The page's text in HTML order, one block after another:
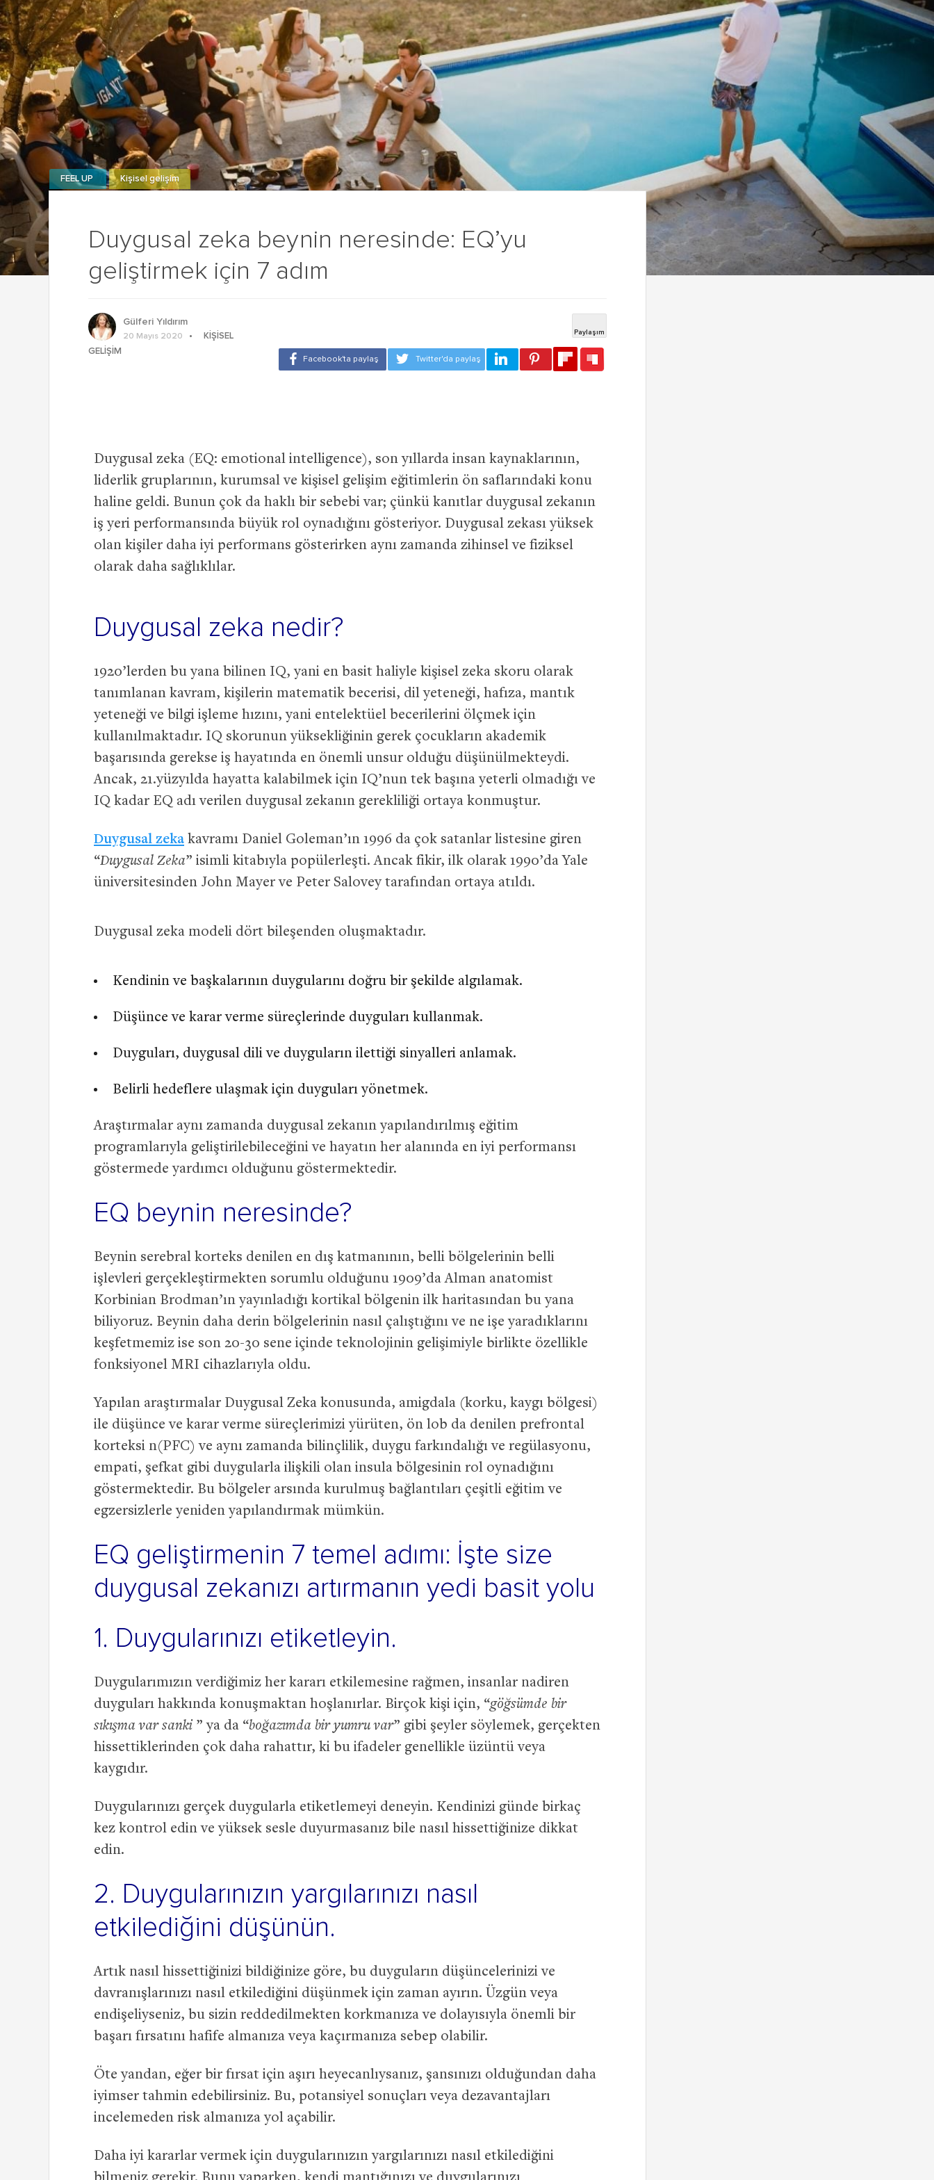
Duygusal zeka beynin neresinde: EQ’yu
geliştirmek için 7 adım
FEEL UP Kişisel gelişim
Gülferi Yıldırım
20 Mayıs 2020
KIŞISEL
GELIŞIM
Duygusal zeka (EQ: emotional intelligence), son yıllarda insan kaynaklarının,
liderlik gruplarının, kurumsal ve kişisel gelişim eğitimlerin ön saflarındaki konu
haline geldi. Bunun çok da haklı bir sebebi var; çünkü kanıtlar duygusal zekanın
iş yeri performansında büyük rol oynadığını gösteriyor. Duygusal zekası yüksek
olan kişiler daha iyi performans gösterirken aynı zamanda zihinsel ve fiziksel
olarak daha sağlıklılar.
Duygusal zeka nedir?
1920’lerden bu yana bilinen IQ, yani en basit haliyle kişisel zeka skoru olarak
tanımlanan kavram, kişilerin matematik becerisi, dil yeteneği, hafıza, mantık
yeteneği ve bilgi işleme hızını, yani entelektüel becerilerini ölçmek için
kullanılmaktadır. IQ skorunun yüksekliğinin gerek çocukların akademik
başarısında gerekse iş hayatında en önemli unsur olduğu düşünülmekteydi.
Ancak, 21.yüzyılda hayatta kalabilmek için IQ’nun tek başına yeterli olmadığı ve
IQ kadar EQ adı verilen duygusal zekanın gerekliliği ortaya konmuştur.
Duygusal zeka kavramı Daniel Goleman’ın 1996 da çok satanlar listesine giren
“Duygusal Zeka” isimli kitabıyla popülerleşti. Ancak fikir, ilk olarak 1990’da Yale
üniversitesinden John Mayer ve Peter Salovey tarafından ortaya atıldı.
Duygusal zeka modeli dört bileşenden oluşmaktadır.
Kendinin ve başkalarının duygularını doğru bir şekilde algılamak.
Düşünce ve karar verme süreçlerinde duyguları kullanmak.
Duyguları, duygusal dili ve duyguların ilettiği sinyalleri anlamak.
Belirli hedeflere ulaşmak için duyguları yönetmek.
Araştırmalar aynı zamanda duygusal zekanın yapılandırılmış eğitim
programlarıyla geliştirilebileceğini ve hayatın her alanında en iyi performansı
göstermede yardımcı olduğunu göstermektedir.
EQ beynin neresinde?
Beynin serebral korteks denilen en dış katmanının, belli bölgelerinin belli
işlevleri gerçekleştirmekten sorumlu olduğunu 1909’da Alman anatomist
Korbinian Brodman’ın yayınladığı kortikal bölgenin ilk haritasından bu yana
biliyoruz. Beynin daha derin bölgelerinin nasıl çalıştığını ve ne işe yaradıklarını
keşfetmemiz ise son 20-30 sene içinde teknolojinin gelişimiyle birlikte özellikle
fonksiyonel MRI cihazlarıyla oldu.
Yapılan araştırmalar Duygusal Zeka konusunda, amigdala (korku, kaygı bölgesi)
ile düşünce ve karar verme süreçlerimizi yürüten, ön lob da denilen prefrontal
korteksi n(PFC) ve aynı zamanda bilinçlilik, duygu farkındalığı ve regülasyonu,
empati, şefkat gibi duygularla ilişkili olan insula bölgesinin rol oynadığını
göstermektedir. Bu bölgeler arsında kurulmuş bağlantıları çeşitli eğitim ve
egzersizlerle yeniden yapılandırmak mümkün.
EQ geliştirmenin 7 temel adımı: İşte size
duygusal zekanızı artırmanın yedi basit yolu
1. Duygularınızı etiketleyin.
Duygularımızın verdiğimiz her kararı etkilemesine rağmen, insanlar nadiren
duyguları hakkında konuşmaktan hoşlanırlar. Birçok kişi için, “göğsümde bir
sıkışma var sanki ” ya da “boğazımda bir yumru var” gibi şeyler söylemek, gerçekten
hissettiklerinden çok daha rahattır, ki bu ifadeler genellikle üzüntü veya
kaygıdır.
Duygularınızı gerçek duygularla etiketlemeyi deneyin. Kendinizi günde birkaç
kez kontrol edin ve yüksek sesle duyurmasanız bile nasıl hissettiğinize dikkat
edin.
2. Duygularınızın yargılarınızı nasıl
etkilediğini düşünün.
Artık nasıl hissettiğinizi bildiğinize göre, bu duyguların düşüncelerinizi ve
davranışlarınızı nasıl etkilediğini düşünmek için zaman ayırın. Üzgün veya
endişeliyseniz, bu sizin reddedilmekten korkmanıza ve dolayısıyla önemli bir
başarı fırsatını hafife almanıza veya kaçırmanıza sebep olabilir.
Öte yandan, eğer bir fırsat için aşırı heyecanlıysanız, şansınızı olduğundan daha
iyimser tahmin edebilirsiniz. Bu, potansiyel sonuçları veya dezavantajları
incelemeden risk almanıza yol açabilir.
Daha iyi kararlar vermek için duygularınızın yargılarınızı nasıl etkilediğini